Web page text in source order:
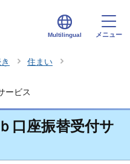
Multilingual メニュー
住まい
ービス
口座振替受付サ